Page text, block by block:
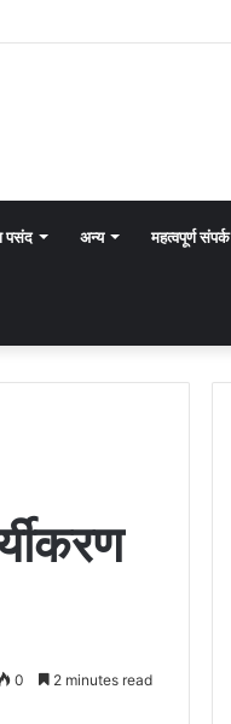
पसंद अन्य महत्वपूर्ण संपर्क
0 2 minutes read